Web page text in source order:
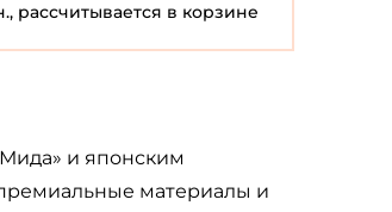
рассчитывается в корзине
и японским
материалы и